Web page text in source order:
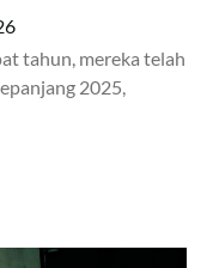
tahun, mereka telah
2025,